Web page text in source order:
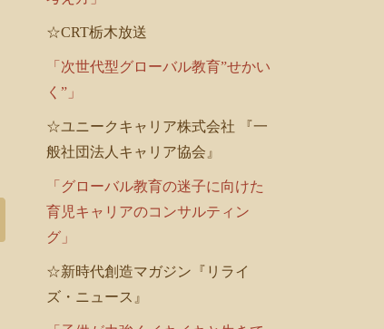
☆CRT栃木放送
「次世代型グローバル教育”せかい
く”」
☆ユニークキャリア株式会社 『一
般社団法人キャリア協会』
「グローバル教育の迷子に向けた
育児キャリアのコンサルティン
グ」
☆新時代創造マガジン『リライ
ズ・ニュース』